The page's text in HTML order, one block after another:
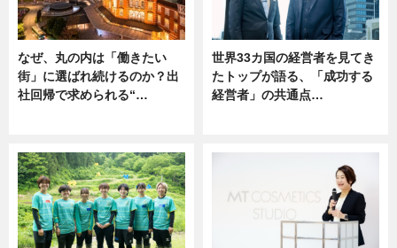
なぜ、丸の内は「働きたい
街」に選ばれ続けるのか？出
社回帰で求められる“…
世界33カ国の経営者を見てき
たトップが語る、「成功する
経営者」の共通点…